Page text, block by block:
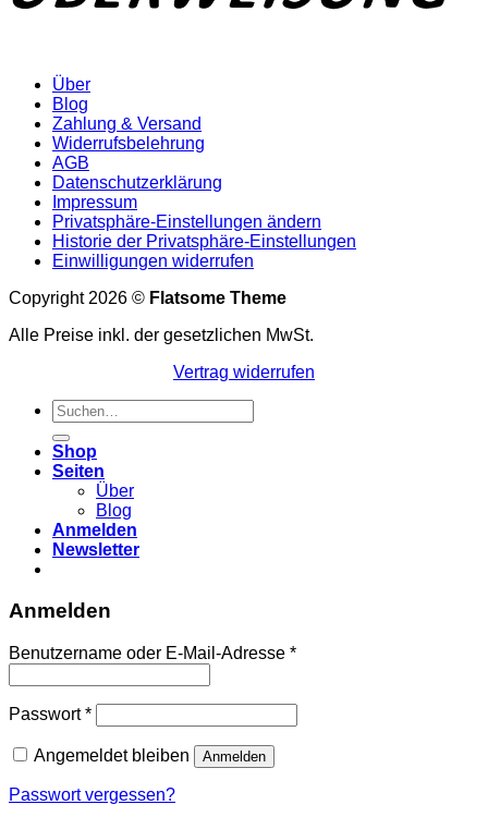
Über
Blog
Zahlung & Versand
Widerrufsbelehrung
AGB
Datenschutzerklärung
Impressum
Privatsphäre-Einstellungen ändern
Historie der Privatsphäre-Einstellungen
Einwilligungen widerrufen
Copyright 2026 © Flatsome Theme
Alle Preise inkl. der gesetzlichen MwSt.
Vertrag widerrufen
Suchen
nach:
Shop
Seiten
Über
Blog
Anmelden
Newsletter
Anmelden
Benutzername oder E-Mail-Adresse *Erforderlich
Passwort*Erforderlich
Angemeldet bleiben Anmelden
Passwort vergessen?